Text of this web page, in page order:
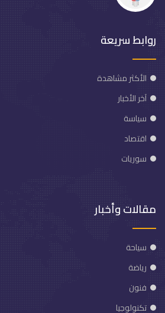
روابط سريعة
الأكثر مشاهدة
آخر الأخبار
سياسة
اقتصاد
سوريات
مقالات وأخبار
سياحة
رياضة
فنون
تكنولوجيا